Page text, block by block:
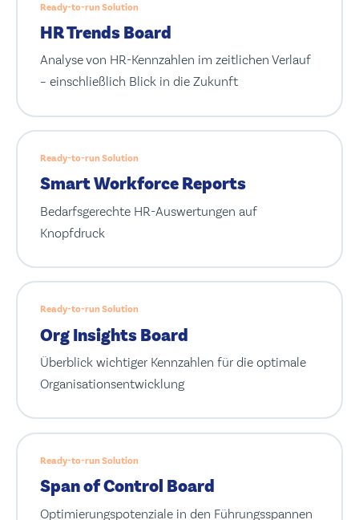
Ready-to-run Solution
HR Trends Board
Analyse von HR-Kennzahlen im zeitlichen Verlauf
– einschließlich Blick in die Zukunft
Ready-to-run Solution
Smart Workforce Reports
Bedarfsgerechte HR-Auswertungen auf
Knopfdruck
Ready-to-run Solution
Org Insights Board
Überblick wichtiger Kennzahlen für die optimale
Organisationsentwicklung
Ready-to-run Solution
Span of Control Board
Optimierungspotenziale in den Führungsspannen